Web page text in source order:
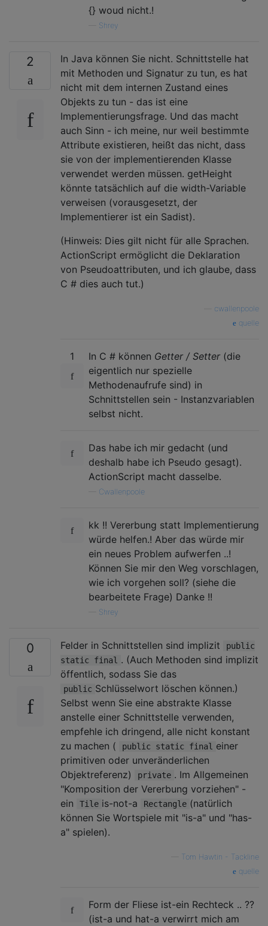
{} woud nicht.!
Shrey
2
In Java können Sie nicht. Schnittstelle hat
mit Methoden und Signatur zu tun, es hat
nicht mit dem internen Zustand eines
Objekts zu tun - das ist eine
Implementierungsfrage. Und das macht
auch Sinn - ich meine, nur weil bestimmte
Attribute existieren, heißt das nicht, dass
sie von der implementierenden Klasse
verwendet werden müssen. getHeight
könnte tatsächlich auf die width-Variable
verweisen (vorausgesetzt, der
Implementierer ist ein Sadist).
(Hinweis: Dies gilt nicht für alle Sprachen.
ActionScript ermöglicht die Deklaration
von Pseudoattributen, und ich glaube, dass
C # dies auch tut.)
cwallenpoole
quelle
1 In C # können Getter / Setter (die
eigentlich nur spezielle
Methodenaufrufe sind) in
Schnittstellen sein - Instanzvariablen
selbst nicht.
Das habe ich mir gedacht (und
deshalb habe ich Pseudo gesagt).
ActionScript macht dasselbe.
Cwallenpoole
kk !! Vererbung statt Implementierung
würde helfen.! Aber das würde mir
ein neues Problem aufwerfen ..!
Können Sie mir den Weg vorschlagen,
wie ich vorgehen soll? (siehe die
bearbeitete Frage) Danke !!
Shrey
0 Felder in Schnittstellen sind implizit
public
static final . (Auch Methoden sind implizit
öffentlich, sodass Sie das
public Schlüsselwort löschen können.)
Selbst wenn Sie eine abstrakte Klasse
anstelle einer Schnittstelle verwenden,
empfehle ich dringend, alle nicht konstant
zu machen (
public static final einer
primitiven oder unveränderlichen
Objektreferenz)
private . Im Allgemeinen
"Komposition der Vererbung vorziehen" -
ein
Tile is-not-a Rectangle (natürlich
können Sie Wortspiele mit "is-a" und "has-
a" spielen).
Tom Hawtin - Tackline
quelle
Form der Fliese ist-ein Rechteck .. ??
(ist-a und hat-a verwirrt mich am